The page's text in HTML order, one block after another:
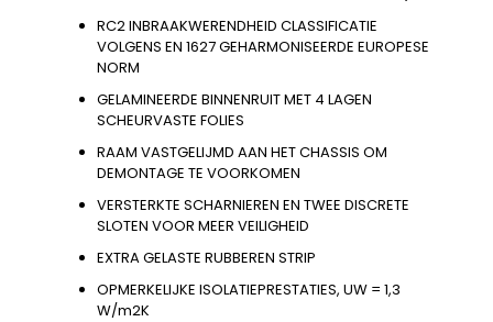
RC2 INBRAAKWERENDHEID CLASSIFICATIE
VOLGENS EN 1627 GEHARMONISEERDE EUROPESE
NORM
GELAMINEERDE BINNENRUIT MET 4 LAGEN
SCHEURVASTE FOLIES
RAAM VASTGELIJMD AAN HET CHASSIS OM
DEMONTAGE TE VOORKOMEN
VERSTERKTE SCHARNIEREN EN TWEE DISCRETE
SLOTEN VOOR MEER VEILIGHEID
EXTRA GELASTE RUBBEREN STRIP
OPMERKELIJKE ISOLATIEPRESTATIES, UW = 1,3
W/m2K